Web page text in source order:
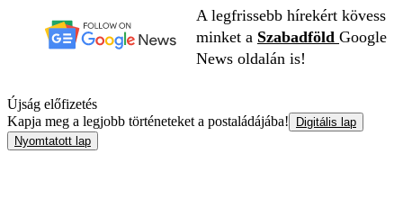
A legfrissebb hírekért kövess
minket a Szabadföld Google
News oldalán is!
Újság előfizetés
Kapja meg a legjobb történeteket a postaládájába!
Digitális lap
Nyomtatott lap